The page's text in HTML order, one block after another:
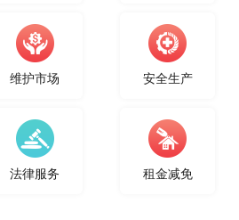
维护市场 安全生产
法律服务 租金减免